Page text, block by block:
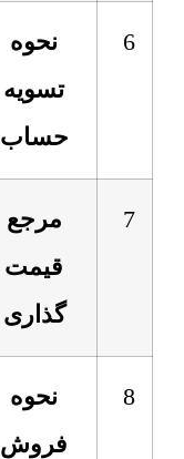
6
نحوه
تسویه
حساب
7
مرجع
قیمت
گذاری
8
نحوه
فروش